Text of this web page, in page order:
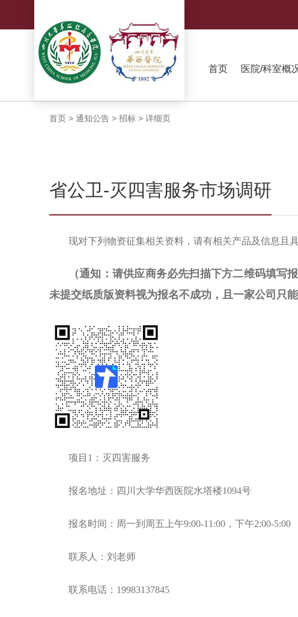
首页 医院/科室概
首页 > 通知公告 > 招标 > 详细页
省公卫-灭四害服务市场调研
现对下列物资征集相关资料，请有相关产品及信息且
（通知：请供应商务必先扫描下方二维码填写
未提交纸质版资料视为报名不成功， 且一家公司只
项目1： 灭四害服务
报名地址：四川大学华西医院水塔楼1094号
报名时间：周一到周五上午9:00-11:00，下午2:00-5:00
联系人：刘老师
联系电话：19983137845